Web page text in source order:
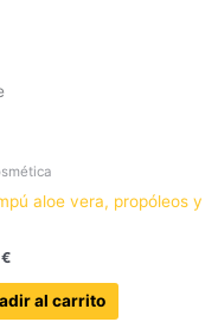
aloe vera, propóleos y
€
al carrito